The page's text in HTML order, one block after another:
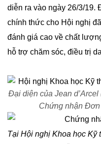
diễn ra vào ngày 26/3/19.
chính thức cho Hội nghị
đánh giá cao về chất
hỗ trợ chăm sóc, điều trị
Đại diện của Jean
Chứng nhận
Tại Hội nghị Khoa học Kỹ